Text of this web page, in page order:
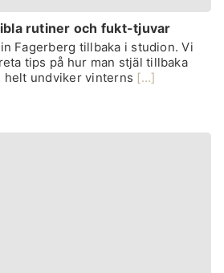
rutiner och fukt-tjuvar
Fagerberg tillbaka i studion. Vi
tips på hur man stjäl tillbaka
undviker vinterns [...]